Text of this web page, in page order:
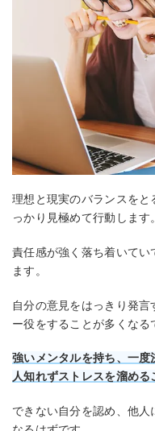
理想と現実のバランスをと
っかり見極めて行動します。
責任感が強く落ち着いてい
ます。
自分の意見をはっきり発
ー役をすることが多くなる
強いメンタルを持ち、一度
人知れずストレスを溜める
できない自分を認め、他